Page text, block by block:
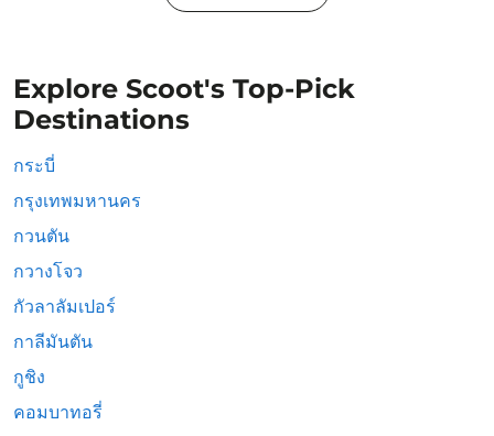
Explore Scoot's Top-Pick
Destinations
กระบี่
กรุงเทพมหานคร
กวนตัน
กวางโจว
กัวลาลัมเปอร์
กาลีมันตัน
กูชิง
คอมบาทอรี่